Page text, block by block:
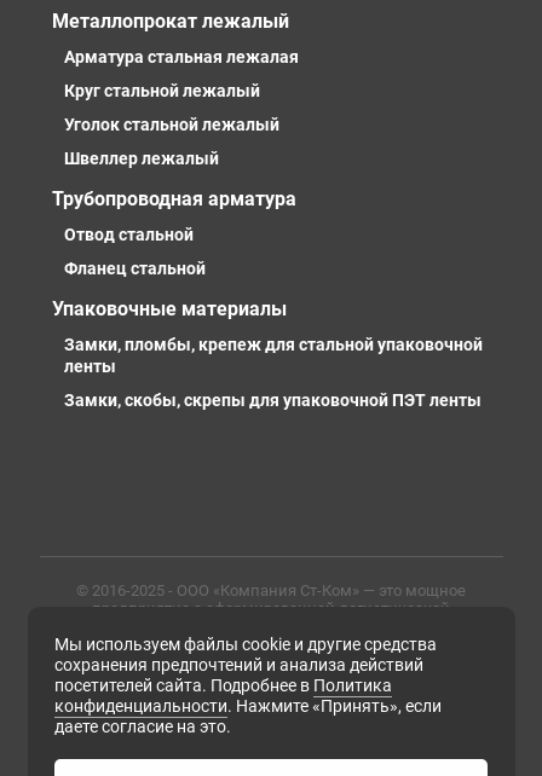
Металлопрокат лежалый
Арматура стальная лежалая
Круг стальной лежалый
Уголок стальной лежалый
Швеллер лежалый
Трубопроводная арматура
Отвод стальной
Фланец стальной
Упаковочные материалы
Замки, пломбы, крепеж для стальной упаковочной
ленты
Замки, скобы, скрепы для упаковочной ПЭТ ленты
© 2016-2025 - ООО «Компания Ст-Ком» — это мощное
предприятие с сформированной логистической
профессиональными сотрудниками. Предлагаем
металлопрокат любых марок, типов и размеров с
доставкой в России и СНГ
ИНН 6679102638, ОГРН 1169658133171
Согласие на обработку персональных данных
Мы используем файлы cookie и другие средства
сохранения предпочтений и анализа действий
посетителей сайта. Подробнее в Политика
конфиденциальности. Нажмите «Принять», если
даете согласие на это.